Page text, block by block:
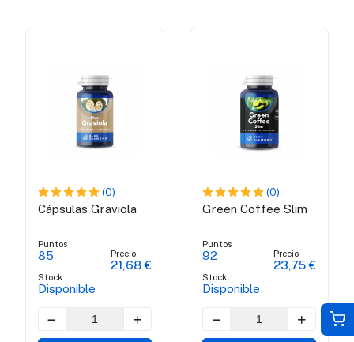
(0)
Cápsulas Graviola
Puntos
85
Stock
Disponible
Precio
21,68 €
(0)
Green Coffee Slim
Puntos
92
Stock
Disponible
Precio
23,75 €